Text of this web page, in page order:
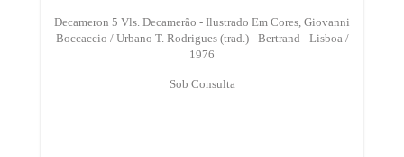
Decameron 5 Vls. Decamerão - Ilustrado Em Cores, Giovanni
Boccaccio / Urbano T. Rodrigues (trad.) - Bertrand - Lisboa /
1976
Sob Consulta